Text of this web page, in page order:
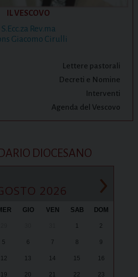
IL VESCOVO
S.Ecc.za Rev.ma
Giacomo Cirulli
Lettere pastorali
Decreti e Nomine
Interventi
Agenda del Vescovo
DIOCESANO
2026 ›
GIO VEN SAB DOM
1 2
5 6 7 8 9
12 13 14 15 16
19 20 21 22 23